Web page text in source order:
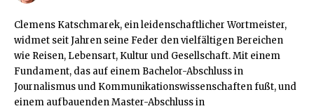
Clemens Katschmarek, ein leidenschaftlicher Wortmeister,
widmet seit Jahren seine Feder den vielfältigen Bereichen
wie Reisen, Lebensart, Kultur und Gesellschaft. Mit einem
Fundament, das auf einem Bachelor-Abschluss in
Journalismus und Kommunikationswissenschaften fußt, und
einem aufbauenden Master-Abschluss in